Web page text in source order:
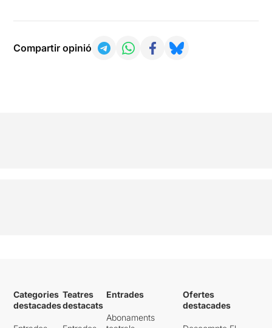
Compartir opinió
Categories
destacades
Teatres
destacats
Entrades
Abonaments
Ofertes
destacades